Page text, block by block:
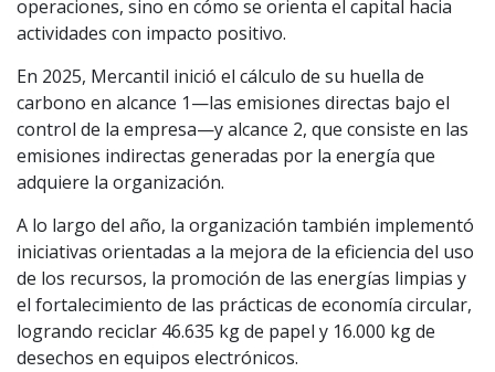
operaciones, sino en cómo se orienta el capital hacia
actividades con impacto positivo.
En 2025, Mercantil inició el cálculo de su huella de
carbono en alcance 1—las emisiones directas bajo el
control de la empresa—y alcance 2, que consiste en las
emisiones indirectas generadas por la energía que
adquiere la organización.
A lo largo del año, la organización también implementó
iniciativas orientadas a la mejora de la eficiencia del uso
de los recursos, la promoción de las energías limpias y
el fortalecimiento de las prácticas de economía circular,
logrando reciclar 46.635 kg de papel y 16.000 kg de
desechos en equipos electrónicos.